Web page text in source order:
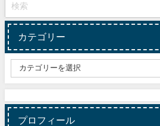
カテゴリー
プロフィール